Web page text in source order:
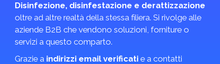
Disinfezione, disinfestazione e derattizzazione
oltre ad altre realtà della stessa filiera. Si rivolge alle
aziende B2B che vendono soluzioni, forniture o
servizi a questo comparto.
Grazie a indirizzi email verificati e a contatti